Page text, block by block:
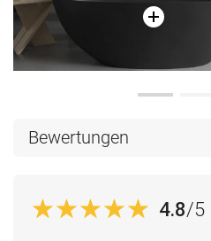
Bewertungen
4.8/5